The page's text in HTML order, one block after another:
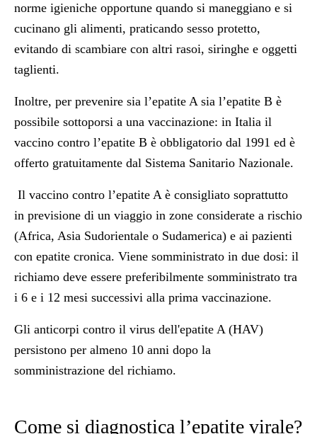
norme igieniche opportune quando si maneggiano e si
cucinano gli alimenti, praticando sesso protetto,
evitando di scambiare con altri rasoi, siringhe e oggetti
taglienti.
Inoltre, per prevenire sia l’epatite A sia l’epatite B è
possibile sottoporsi a una vaccinazione: in Italia il
vaccino contro l’epatite B è obbligatorio dal 1991 ed è
offerto gratuitamente dal Sistema Sanitario Nazionale.
Il vaccino contro l’epatite A è consigliato soprattutto
in previsione di un viaggio in zone considerate a rischio
(Africa, Asia Sudorientale o Sudamerica) e ai pazienti
con epatite cronica. Viene somministrato in due dosi: il
richiamo deve essere preferibilmente somministrato tra
i 6 e i 12 mesi successivi alla prima vaccinazione.
Gli anticorpi contro il virus dell'epatite A (HAV)
persistono per almeno 10 anni dopo la
somministrazione del richiamo.
Come si diagnostica l’epatite virale?